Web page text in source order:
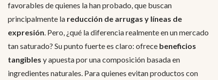
favorables de quienes la han probado, que buscan
principalmente la reducción de arrugas y líneas de
expresión. Pero, ¿qué la diferencia realmente en un mercado
tan saturado? Su punto fuerte es claro: ofrece beneficios
tangibles y apuesta por una composición basada en
ingredientes naturales. Para quienes evitan productos con